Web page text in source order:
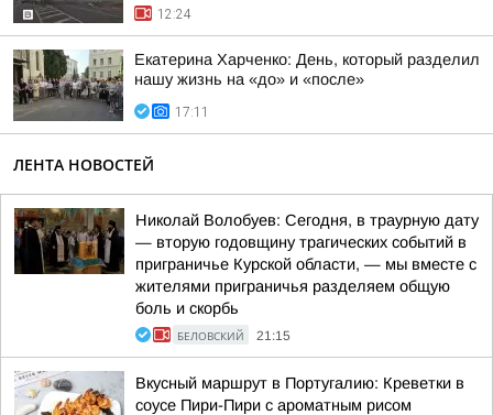
12:24
Екатерина Харченко: День, который разделил
нашу жизнь на «до» и «после»
17:11
ЛЕНТА НОВОСТЕЙ
Николай Волобуев: Сегодня, в траурную дату
— вторую годовщину трагических событий в
приграничье Курской области, — мы вместе с
жителями приграничья разделяем общую
боль и скорбь
БЕЛОВСКИЙ 21:15
Вкусный маршрут в Португалию: Креветки в
соусе Пири-Пири с ароматным рисом